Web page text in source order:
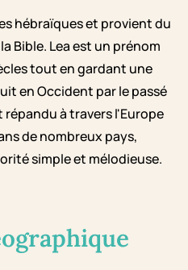
hébraïques et provient du
Bible. Lea est un prénom
tout en gardant une
en Occident par le passé
à travers l'Europe
de nombreux pays,
simple et mélodieuse.